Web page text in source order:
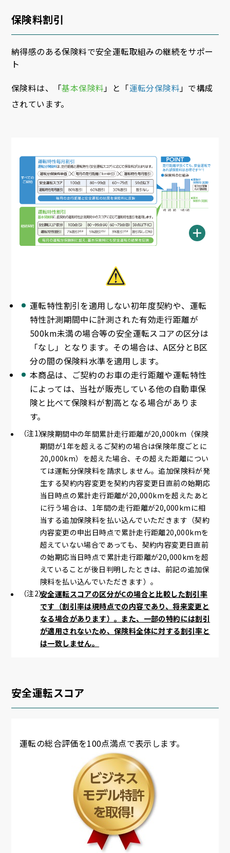
保険料割引
納得感のある保険料で安全運転取組みの継続をサポー
ト
保険料は、「基本保険料」と「運転分保険料」で構成
されています。
運転特性割引を適用しない初年度契約や、運転
特性計測期間中に計測された有効走行距離が
500km未満の場合等の安全運転スコアの区分は
「なし」となります。その場合は、A区分とB区
分の間の保険料水準を適用します。
本商品は、ご契約のお車の走行距離や運転特性
によっては、当社が販売している他の自動車保
険と比べて保険料が割高となる場合がありま
す。
保険期間中の年間累計走行距離が20,000km（保険
期間が1年を超えるご契約の場合は保険年度ごとに
20,000km）を超えた場合、その超えた距離につい
ては運転分保険料を請求しません。追加保険料が発
生する契約内容変更を契約内容変更日直前の始期応
当日時点の累計走行距離が20,000kmを超えたあと
に行う場合は、1年間の走行距離が20,000kmに相
当する追加保険料を払い込んでいただきます（契約
内容変更の申出日時点で累計走行距離20,000kmを
超えていない場合であっても、契約内容変更日直前
の始期応当日時点で累計走行距離が20,000kmを超
えていることが後日判明したときは、前記の追加保
険料を払い込んでいただきます）。
安全運転スコアの区分がCの場合と比較した割引率
です（割引率は現時点での内容であり、将来変更と
なる場合があります）。また、一部の特約には割引
が適用されないため、保険料全体に対する割引率と
は一致しません。
安全運転スコア
運転の総合評価を100点満点で表示します。